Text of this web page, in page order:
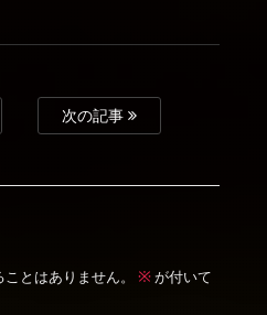
次の記事
とはありません。 ※ が付いて